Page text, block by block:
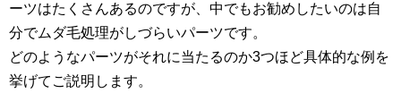
ーツはたくさんあるのですが、中でもお勧めしたいのは自
分でムダ毛処理がしづらいパーツです。
どのようなパーツがそれに当たるのか3つほど具体的な例を
挙げてご説明します。